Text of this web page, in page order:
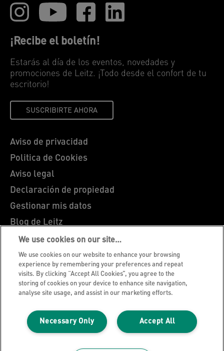
¡Recibe el boletín!
Estarás al día de los eventos, novedades y
promociones de Leitz. ¡Todo desde el confort de tu
escritorio!
SUSCRIBIRTE AHORA
Aviso de privacidad
Politica de Cookies
Aviso legal
Declaración de propiedad
Gestionar mis datos
Blog de Leitz
Trabaja con nosotros
Servicio al cliente
Guía sobre el reciclaje de envases
Condiciones de garantía
Mapa del sitio
We use cookies on our site…
We use cookies on our website to enhance your browsing
experience by remembering your preferences and repeat
visits. By clicking “Accept All Cookies”, you agree to the
storing of cookies on your device to enhance site navigation,
analyse site usage, and assist in our marketing efforts.
Accept All
Necessary Only